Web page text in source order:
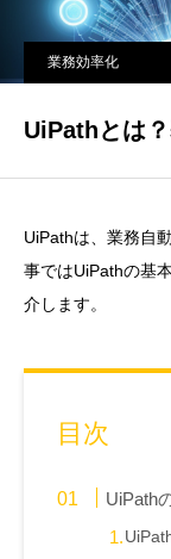
業務効率化
UiPathとは
UiPathは、業務自
事ではUiPathの基
介します。
目次
UiPath